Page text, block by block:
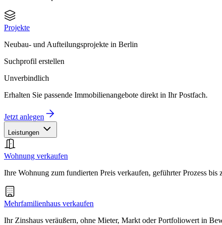
Projekte
Neubau- und Aufteilungsprojekte in Berlin
Suchprofil erstellen
Unverbindlich
Erhalten Sie passende Immobilienangebote direkt in Ihr Postfach.
Jetzt anlegen
Leistungen
Wohnung verkaufen
Ihre Wohnung zum fundierten Preis verkaufen, geführter Prozess bis
Mehrfamilienhaus verkaufen
Ihr Zinshaus veräußern, ohne Mieter, Markt oder Portfoliowert in